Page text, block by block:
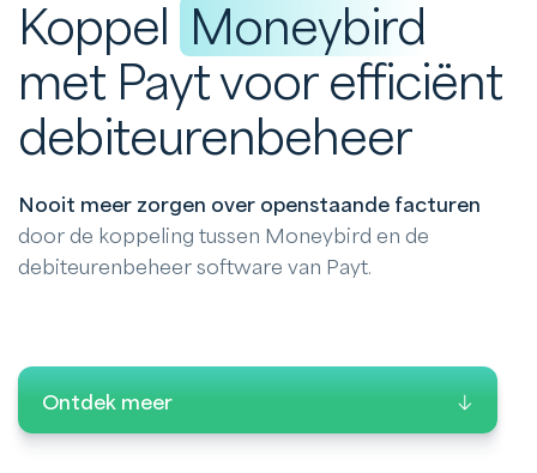
Koppel
Moneybird
met Payt voor efficiënt
debiteurenbeheer
Nooit meer zorgen over openstaande facturen
door de koppeling tussen Moneybird en de
debiteurenbeheer software van Payt.
Ontdek meer